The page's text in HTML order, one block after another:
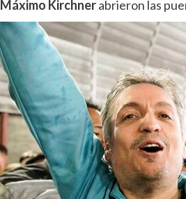
Máximo Kirchnerabrieron las